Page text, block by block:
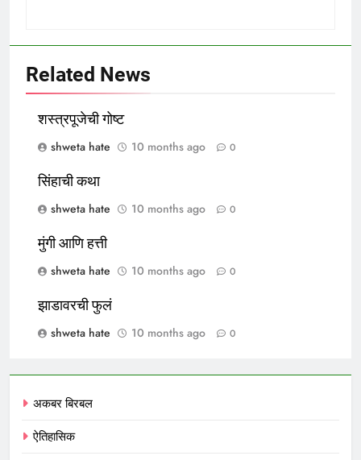
Related News
शस्त्रपूजेची गोष्ट
shweta hate
10 months ago 0
सिंहाची कथा
shweta hate
10 months ago 0
मुंगी आणि हत्ती
shweta hate
10 months ago 0
झाडावरची फुलं
shweta hate
10 months ago 0
अकबर बिरबल
ऐतिहासिक